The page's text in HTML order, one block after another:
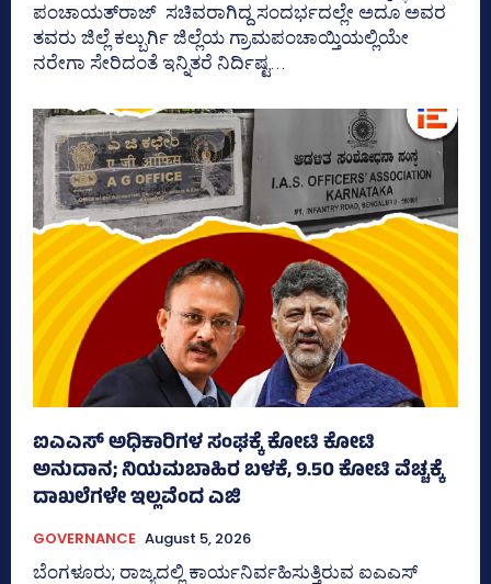
ಪಂಚಾಯತ್‌ರಾಜ್‌ ಸಚಿವರಾಗಿದ್ದ ಸಂದರ್ಭದಲ್ಲೇ ಅದೂ ಅವರ
ತವರು ಜಿಲ್ಲೆ ಕಲ್ಬುರ್ಗಿ ಜಿಲ್ಲೆಯ ಗ್ರಾಮಪಂಚಾಯ್ತಿಯಲ್ಲಿಯೇ
ನರೇಗಾ ಸೇರಿದಂತೆ ಇನ್ನಿತರೆ ನಿರ್ದಿಷ್ಟ...
ಐಎಎಸ್‌ ಅಧಿಕಾರಿಗಳ ಸಂಘಕ್ಕೆ ಕೋಟಿ ಕೋಟಿ
ಅನುದಾನ; ನಿಯಮಬಾಹಿರ ಬಳಕೆ, 9.50 ಕೋಟಿ ವೆಚ್ಚಕ್ಕೆ
ದಾಖಲೆಗಳೇ ಇಲ್ಲವೆಂದ ಎಜಿ
GOVERNANCE August 5, 2026
ಬೆಂಗಳೂರು; ರಾಜ್ಯದಲ್ಲಿ ಕಾರ್ಯನಿರ್ವಹಿಸುತ್ತಿರುವ ಐಎಎಸ್‌